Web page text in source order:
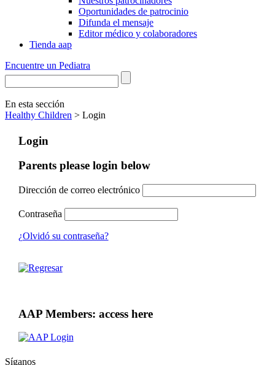
Oportunidades de patrocinio
Difunda el mensaje
Editor médico y colaboradores
Tienda aap
Encuentre un Pediatra
En esta sección
Healthy Children > Login
Login
Parents please login below
Dirección de correo electrónico
Contraseña
¿Olvidó su contraseña?
AAP Members: access here
Síganos